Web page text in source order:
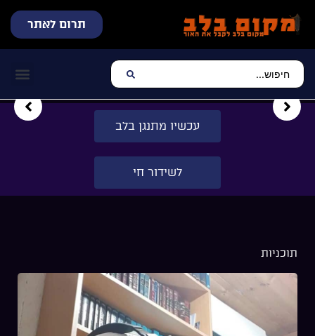
תרום לאתר
עכשיו מתנגן בלב
לשידור חי
תוכניות